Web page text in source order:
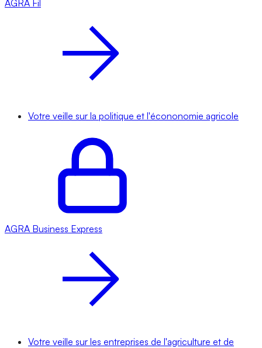
AGRA Fil
Votre veille sur la politique et l'écononomie agricole
AGRA Business Express
Votre veille sur les entreprises de l'agriculture et de